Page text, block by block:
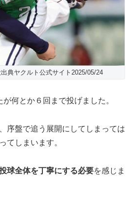
典ヤクルト公式サイト2025/05/24
何とか６回まで投げました。
序盤で追う展開にしてしまっては
てしまいます。
球全体を丁寧にする必要を感じま